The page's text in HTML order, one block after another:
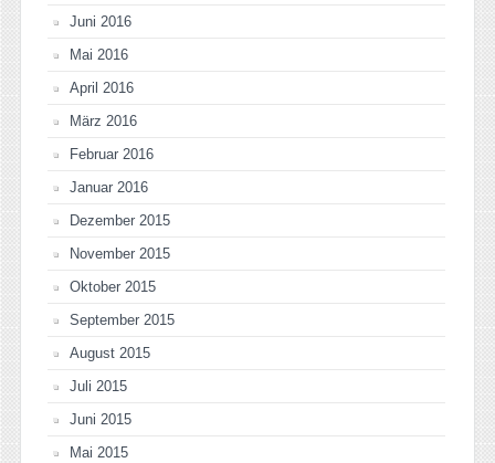
Juni 2016
Mai 2016
April 2016
März 2016
Februar 2016
Januar 2016
Dezember 2015
November 2015
Oktober 2015
September 2015
August 2015
Juli 2015
Juni 2015
Mai 2015